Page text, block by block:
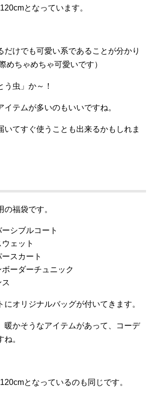
となっています。
だけでも可愛い系であることが分かり
めちゃめちゃ可愛いです）
う虫」か～！
イテムが多いのもいいですね。
いてすぐ使うことも出来るかもしれま
福袋です。
シブルコート
ェット
スカート
ーダーチュニック
にオリジナルバッグが付いてきます。
暖かそうなアイテムがあって、コーデ
。
となっているのも同じです。